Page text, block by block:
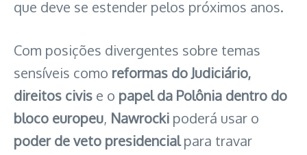
que deve se estender pelos próximos anos.
Com posições divergentes sobre temas
sensíveis como reformas do Judiciário,
direitos civis e o papel da Polônia dentro do
bloco europeu, Nawrocki poderá usar o
poder de veto presidencialpara travar